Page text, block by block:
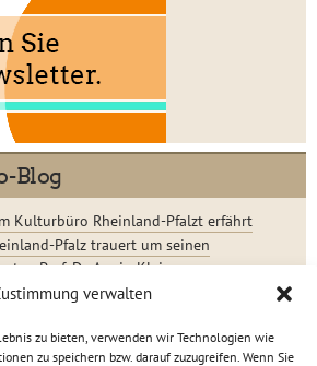
verwalten
zu bieten, verwenden wir Technologien wie
zu speichern bzw. darauf zuzugreifen. Wenn Sie
Blog
Kulturbüro Rheinland-Pfalzt erfährt
Pfalz trauert um seinen
Prof. Dr. Armin Klein
2023 im Rückblick